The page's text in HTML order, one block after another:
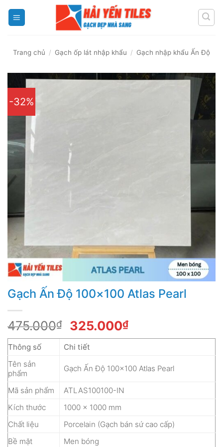
Trang chủ / Gạch ốp lát nhập khẩu / Gạch nhập khẩu Ấn Độ
-32%
Gạch Ấn Độ 100×100 Atlas Pearl
475.000₫
Giá
gốc
là:
475.000₫.
325.000₫Giá
hiện
là:
325.000₫.
Thông số
Chi tiết
Tên sản
phẩm
Gạch Ấn Độ 100×100 Atlas Pearl
Mã sản phẩm
ATLAS100100-IN
Kích thước
1000 x 1000 mm
Chất liệu
Porcelain (Gạch bán sứ cao cấp)
Bề mặt
Men bóng